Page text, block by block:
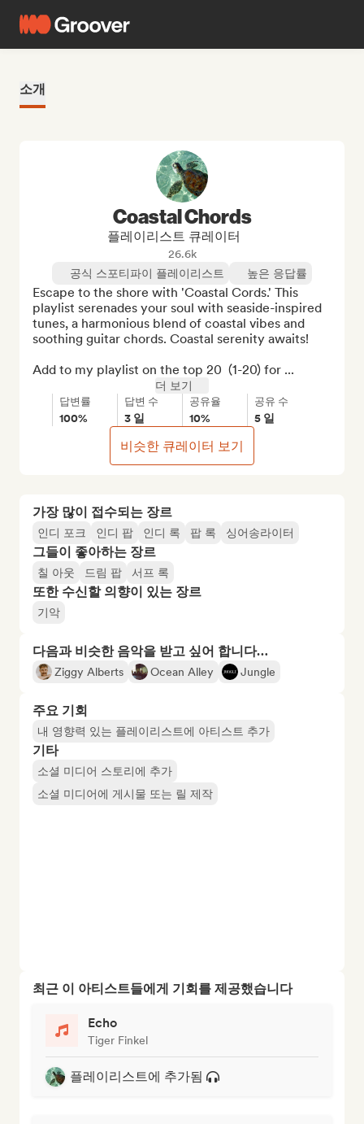
소개
가장 많이 접수되는 장르
인디 포크 인디 팝 인디 록 팝 록 싱어송라이터
그들이 좋아하는 장르
칠 아웃 드림 팝 서프 록
또한 수신할 의향이 있는 장르
기악
다음과 비슷한 음악을 받고 싶어 합니다…
Ziggy Alberts Ocean Alley Jungle
주요 기회
내 영향력 있는 플레이리스트에 아티스트 추가
기타
소셜 미디어 스토리에 추가
소셜 미디어에 게시물 또는 릴 제작
최근 이 아티스트들에게 기회를 제공했습니다
Echo
Tiger Finkel
플레이리스트에 추가됨
Coastal Chords
플레이리스트 큐레이터
26.6k
공식 스포티파이 플레이리스트
높은 응답률
Escape to the shore with 'Coastal Cords.' This
playlist serenades your soul with seaside-inspired
tunes, a harmonious blend of coastal vibes and
soothing guitar chords. Coastal serenity awaits!
Add to my playlist on the top 20  (1-20) for ...
더 보기
답변률
100%
답변 수
3 일
공유율
10%
공유 수
5 일
비슷한 큐레이터 보기